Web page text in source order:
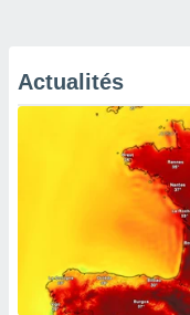
Actualités